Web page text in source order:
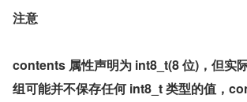
注意
contents 属性声明为 int8_t(8 位)，但实
组可能并不保存任何 int8_t 类型的值，